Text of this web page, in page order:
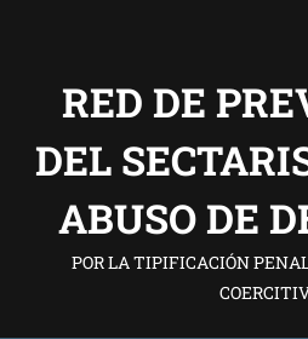
RED DE
DEL
ABUSO DE
POR LA TIPIFICACIÓN